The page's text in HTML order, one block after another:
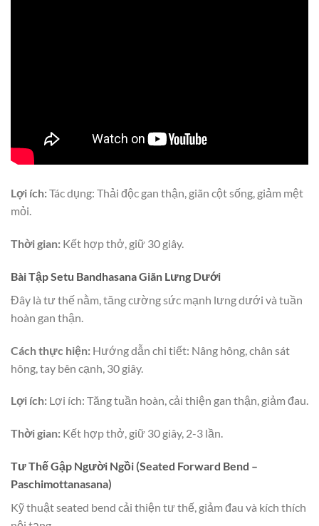
Lợi ích:Tác dụng: Thải độc gan thận, giãn cột sống, giảm mệt
mỏi.
Thời gian: Kết hợp thở, giữ 30 giây.
Bài Tập Setu Bandhasana Giãn Lưng Dưới
Đây là tư thế nằm, tăng cường sức mạnh lưng dưới và tuần
hoàn gan thận.
Cách thực hiện: Hướng dẫn chi tiết: Nâng hông, chân sát
hông, tay bên cạnh, 30 giây.
Lợi ích: Lợi ích: Tăng tuần hoàn, cải thiện gan thận, giảm đau.
Thời gian: Kết hợp thở, giữ 30 giây, 2-3 lần.
Tư Thế Gập Người Ngồi (Seated Forward Bend –
Paschimottanasana)
Kỹ thuật seated bend cải thiện tư thế, giảm đau và kích thích